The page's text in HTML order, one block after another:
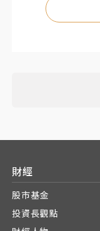
財經
股市基金
投資長觀點